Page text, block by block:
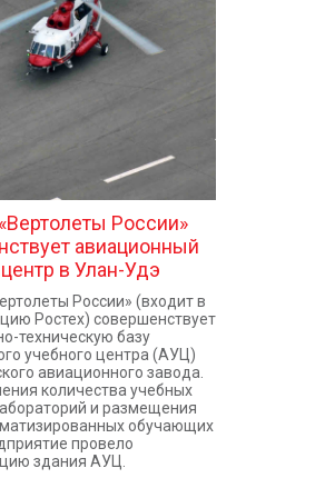
России»
авиационный
в Улан-Удэ
России» (входит в
Ростех) совершенствует
техническую базу
учебного центра (АУЦ)
авиационного завода.
количества учебных
и размещения
обучающих
провело
здания АУЦ.